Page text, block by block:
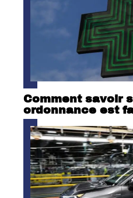
Comment savoir
ordonnance est